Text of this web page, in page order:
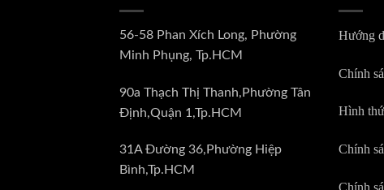
56-58 Phan Xích Long, Phường
Minh Phụng, Tp.HCM
90a Thạch Thị Thanh,Phường Tân
Định,Quận 1,Tp.HCM
31A Đường 36,Phường Hiệp
Bình,Tp.HCM
Hướng
Chính
Hình
Chính
Chính